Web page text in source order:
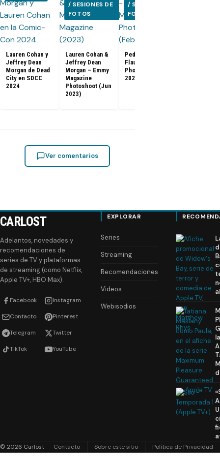
Lauren Cohan y
Jeffrey Dean
Morgan de Dead
City en SDCC
2024
/ SESIONES DE
FOTOS
Lauren Cohan &
Jeffrey Dean
Morgan – Emmy
Magazine
Photoshoot (Jun
2023)
/ SESIONES DE
FOTOS
Pedro Pascal –
Flaunt Magazine
Photoshoot (Feb
2023)
Ver comentarios
CARLOST
Adelantos, novedades y
recomendaciones de
series de TV y plataformas
de streaming (como Netflix,
Apple TV+, HBO Max).
Facebook Instagram
Contacto Pinterest
Telegram Twitter
TikTok YouTube
EXPLORAR
Series
Streaming
Recomendaciones
Videos
Webisodios
© 2026 Carlost Contacto Sobre este sitio Política de Privacidad